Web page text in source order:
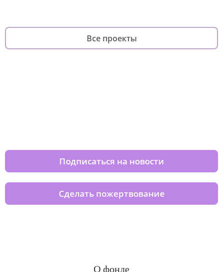
Все проекты
Подписаться на новости
Сделать пожертвование
О фонде